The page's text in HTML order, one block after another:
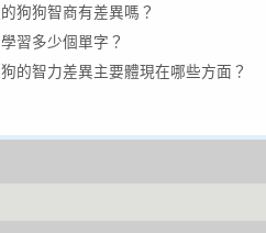
狗狗智商有差異嗎？
習多少個單字？
的智力差異主要體現在哪些方面？